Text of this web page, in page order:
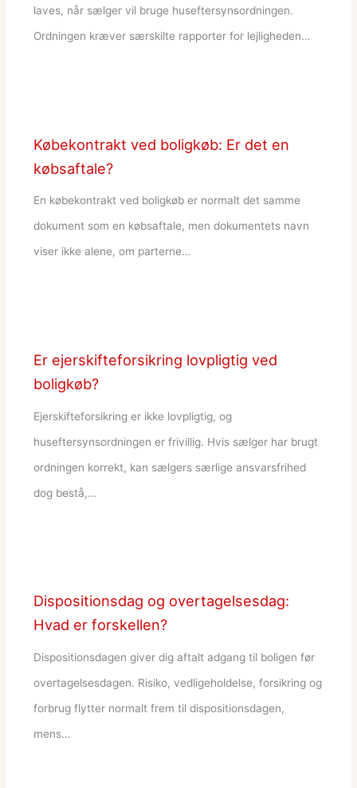
laves, når sælger vil bruge huseftersynsordningen.
Ordningen kræver særskilte rapporter for lejligheden…
Købekontrakt ved boligkøb: Er det en
købsaftale?
En købekontrakt ved boligkøb er normalt det samme
dokument som en købsaftale, men dokumentets navn
viser ikke alene, om parterne…
Er ejerskifteforsikring lovpligtig ved
boligkøb?
Ejerskifteforsikring er ikke lovpligtig, og
huseftersynsordningen er frivillig. Hvis sælger har brugt
ordningen korrekt, kan sælgers særlige ansvarsfrihed
dog bestå,…
Dispositionsdag og overtagelsesdag:
Hvad er forskellen?
Dispositionsdagen giver dig aftalt adgang til boligen før
overtagelsesdagen. Risiko, vedligeholdelse, forsikring og
forbrug flytter normalt frem til dispositionsdagen,
mens…